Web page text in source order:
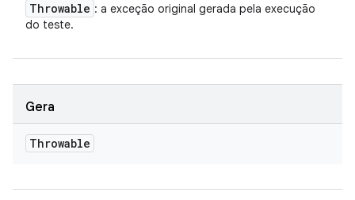
Throwable : a exceção original gerada pela execução
do teste.
Gera
Throwable